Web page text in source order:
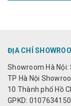
ĐỊA CHỈ
Showroom Hà Nội:
TP Hà Nội
10 Thành phố Hồ
GPKD: 0107634150